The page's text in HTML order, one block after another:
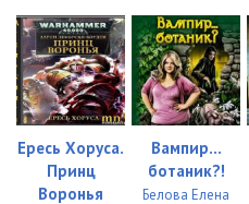
Ересь Хоруса.
Принц
Воронья
Вампир...
ботаник?!
Белова Елена